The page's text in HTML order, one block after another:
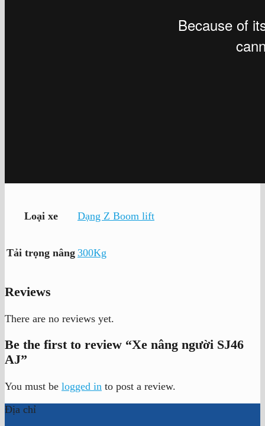
Loại xe Dạng Z Boom lift
Tải trọng nâng 300Kg
Reviews
There are no reviews yet.
Be the first to review “Xe nâng người SJ46
AJ”
You must be logged in to post a review.
Địa chỉ